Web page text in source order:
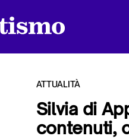
ATTUALITÀ
Silvia di
contenuti,